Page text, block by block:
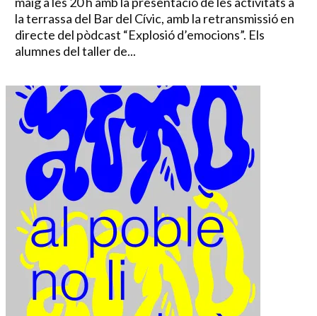
la terrassa del Bar del Cívic, amb la retransmissió en
directe del pòdcast “Explosió d’emocions”. Els
alumnes del taller de...